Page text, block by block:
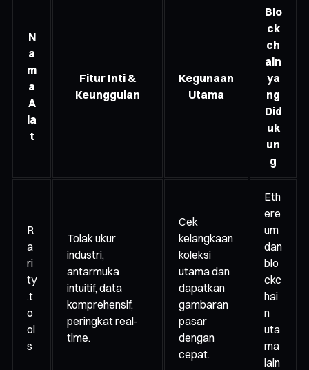
N
a
m
a
A
la
t
Fitur Inti &
Keunggulan
Kegunaan
Utama
Blo
ck
ch
ain
ya
ng
Did
uk
un
g
R
a
ri
ty
.t
o
ol
s
Tolak ukur
industri,
antarmuka
intuitif, data
komprehensif,
peringkat real-
time.
Cek
kelangkaan
koleksi
utama dan
dapatkan
gambaran
pasar
dengan
cepat.
Eth
ere
um
dan
blo
ckc
hai
n
uta
ma
lain